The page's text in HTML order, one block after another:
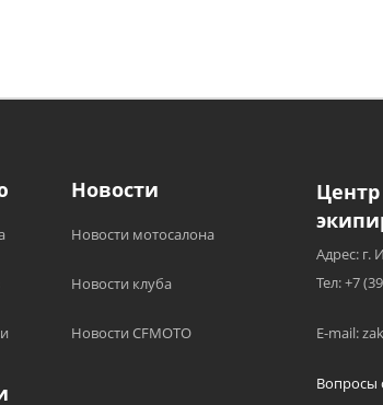
Новости
Новости мотосалона
Новости клуба
Новости CFMOTO
Адрес: г.
Тел: +7
E-mail:
Вопросы